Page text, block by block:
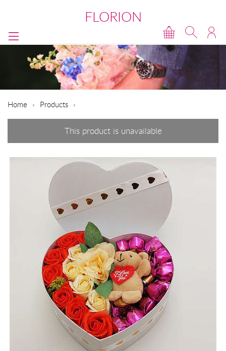
FLORION
Home Products
This product is unavailable